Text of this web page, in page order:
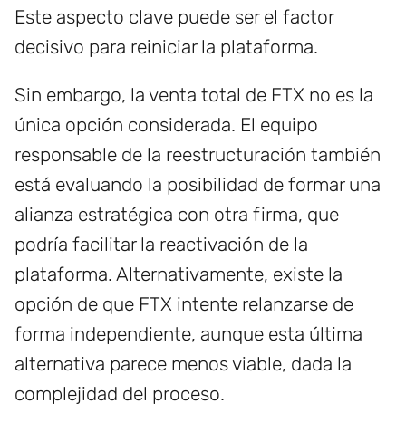
Este aspecto clave puede ser el factor
decisivo para reiniciar la plataforma.
Sin embargo, la venta total de FTX no es la
única opción considerada. El equipo
responsable de la reestructuración también
está evaluando la posibilidad de formar una
alianza estratégica con otra firma, que
podría facilitar la reactivación de la
plataforma. Alternativamente, existe la
opción de que FTX intente relanzarse de
forma independiente, aunque esta última
alternativa parece menos viable, dada la
complejidad del proceso.